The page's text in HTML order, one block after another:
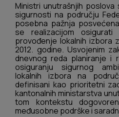
Ministri unutrašnjih poslova
sigurnosti na području
posebna pažnja
se realizacijom
provođenje lokalnih izbora
2012. godine. Usvojenim
dnevnog reda planiranje i
osiguranju sigurnog
lokalnih izbora na
definisani kao prioritetni
kantonalnih ministarstva
tom kontekstu
međusobne podrške i